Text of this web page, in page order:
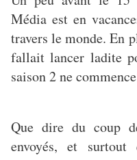
Média est en
travers le monde. En
fallait lancer ladite
saison 2 ne
Que dire du coup
envoyés, et surtout